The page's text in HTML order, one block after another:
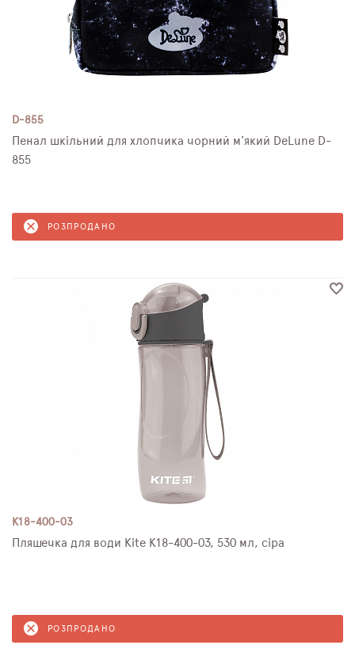
D-855
Пенал шкільний для хлопчика чорний м'який DeLune D-
855
РОЗПРОДАНО
K18-400-03
Пляшечка для води Kite K18-400-03, 530 мл, сіра
РОЗПРОДАНО